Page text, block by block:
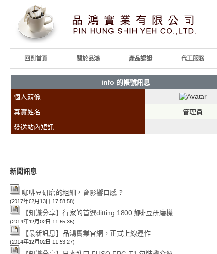
回到首頁 關於品鴻 產品認證 代工服務
info 的帳號訊息
個人頭像
真實姓名
管理員
發送站內短訊
新聞訊息
咖啡豆研磨的粗細，會影響口感 ?
(2017年02月13日 17:58:58)
【知識分享】行家的首選ditting 1800咖啡豆研磨機
(2014年12月02日 11:55:35)
【最新訊息】品鴻實業官網，正式上線運作
(2014年12月02日 11:53:27)